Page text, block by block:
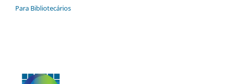
Para Bibliotecários